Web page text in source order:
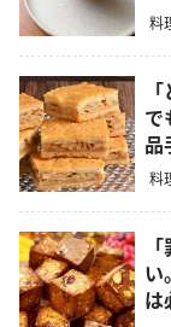
料
で
品
料
い
は